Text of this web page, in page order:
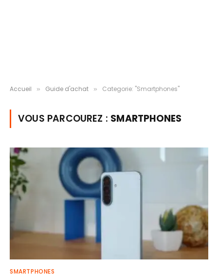
Accueil » Guide d'achat » Categorie: "Smartphones"
VOUS PARCOUREZ : SMARTPHONES
SMARTPHONES